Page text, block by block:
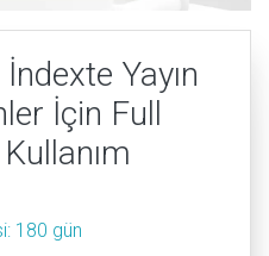
Yayın
İçin Full
180 gün